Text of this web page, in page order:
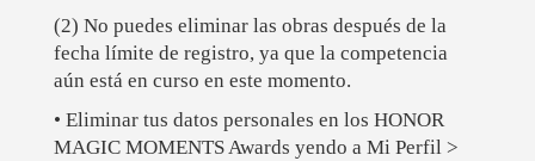
(2) No puedes eliminar las obras después de la
fecha límite de registro, ya que la competencia
aún está en curso en este momento.
• Eliminar tus datos personales en los HONOR
MAGIC MOMENTS Awards yendo a Mi Perfil >